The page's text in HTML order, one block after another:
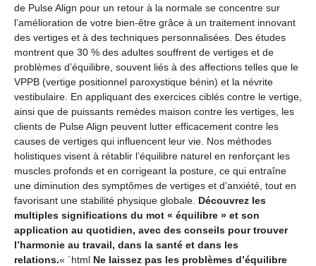
de Pulse Align pour un retour à la normale se concentre sur
l’amélioration de votre bien-être grâce à un traitement innovant
des vertiges et à des techniques personnalisées. Des études
montrent que 30 % des adultes souffrent de vertiges et de
problèmes d’équilibre, souvent liés à des affections telles que le
VPPB (vertige positionnel paroxystique bénin) et la névrite
vestibulaire. En appliquant des exercices ciblés contre le vertige,
ainsi que de puissants remèdes maison contre les vertiges, les
clients de Pulse Align peuvent lutter efficacement contre les
causes de vertiges qui influencent leur vie. Nos méthodes
holistiques visent à rétablir l’équilibre naturel en renforçant les
muscles profonds et en corrigeant la posture, ce qui entraîne
une diminution des symptômes de vertiges et d’anxiété, tout en
favorisant une stabilité physique globale. Découvrez les
multiples significations du mot « équilibre » et son
application au quotidien, avec des conseils pour trouver
l’harmonie au travail, dans la santé et dans les
relations.« `html Ne laissez pas les problèmes d’équilibre